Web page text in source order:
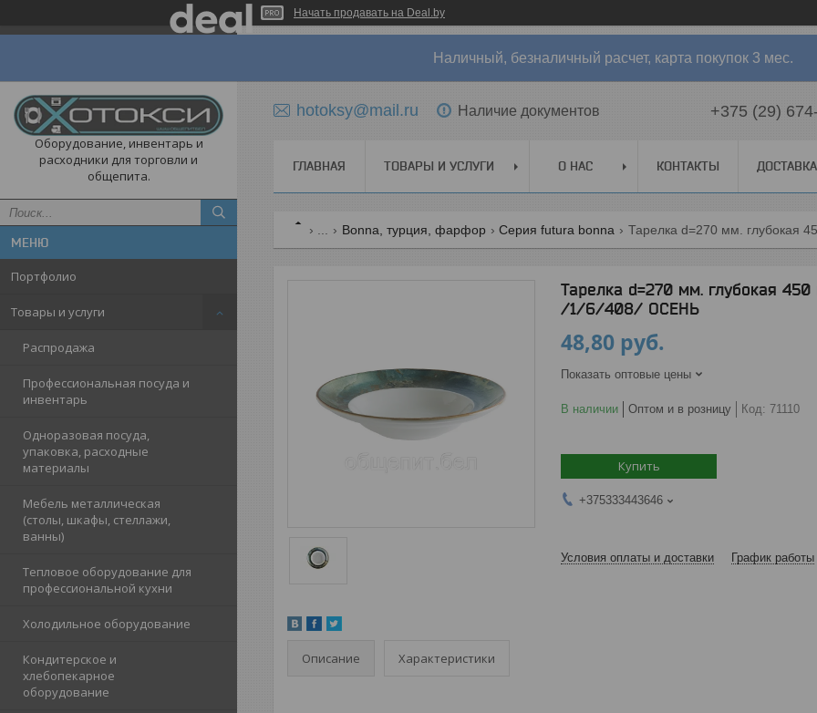
Начать продавать на Deal.by
Наличный, безналичный расчет, карта покупок 3 мес.
Оборудование, инвентарь и
расходники для торговли и
общепита.
Портфолио
Товары и услуги
Распродажа
Профессиональная посуда и
инвентарь
Одноразовая посуда,
упаковка, расходные
материалы
Мебель металлическая
(столы, шкафы, стеллажи,
ванны)
Тепловое оборудование для
профессиональной кухни
Холодильное оборудование
Кондитерское и
хлебопекарное
оборудование
hotoksy@mail.ru Наличие документов +375 (29)
ГЛАВНАЯ ТОВАРЫ И УСЛУГИ О НАС КОНТАКТЫ
Bonna, турция, фарфор Серия futura bonna
Тарелка d=270 мм. глубокая
/1/6/408/ ОСЕНЬ
48,80 руб.
Показать оптовые цены
В наличии Оптом и в розницу Код: 71110
Купить
+375333443646
Условия оплаты и доставки График работы
Описание Характеристики